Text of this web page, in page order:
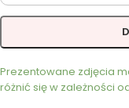
Prezentowane zdjęcia
różnić się w zależności